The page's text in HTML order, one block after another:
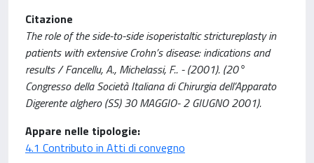
Citazione
The role of the side-to-side isoperistaltic strictureplasty in
patients with extensive Crohn’s disease: indications and
results / Fancellu, A., Michelassi, F.. - (2001). (20°
Congresso della Società Italiana di Chirurgia dell’Apparato
Digerente alghero (SS) 30 MAGGIO- 2 GIUGNO 2001).
Appare nelle tipologie:
4.1 Contributo in Atti di convegno